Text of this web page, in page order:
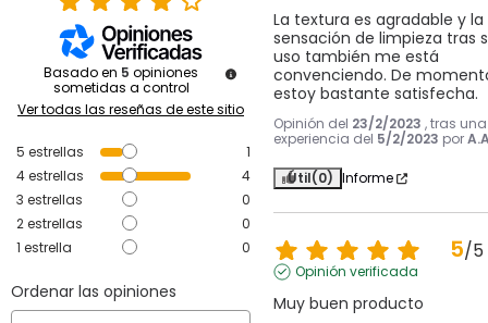
Basado en 5 opiniones
sometidas a control
Ver todas las reseñas de este sitio
5 estrellas
1
4estrellas
4
3 estrellas
0
2estrellas
0
1 estrella 0
Ordenar las opiniones
La textura es agradable y la
sensación de limpieza tras
uso también me está
convenciendo. De
estoy bastante satisfecha.
Opinión del 23/2/2023 , tras una
experiencia del 5/2/2023 por
Útil(0) Informe
5/5
Opinión verificada
Muy buen producto